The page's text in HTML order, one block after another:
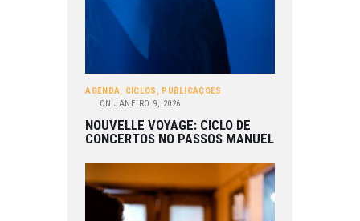
AGENDA, CICLOS , PUBLICAÇÕES
ON JANEIRO 9, 2026
NOUVELLE VOYAGE: CICLO DE
CONCERTOS NO PASSOS MANUEL